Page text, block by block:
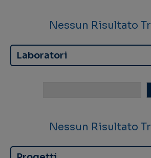
Nessun Risultato
Laboratori
Nessun Risultato